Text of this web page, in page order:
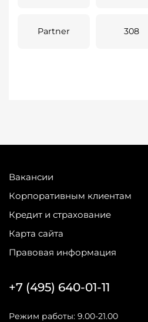
Partner 308
Вакансии
Корпоративным клиентам
Кредит и страхование
Карта сайта
Правовая информация
+7 (495) 640-01-11
Режим работы: 9.00-21.00